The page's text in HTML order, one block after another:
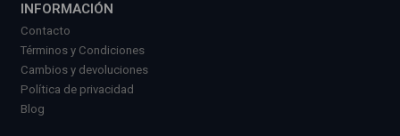
INFORMACIÓN
Contacto
Términos y Condiciones
Cambios y devoluciones
Política de privacidad
Blog